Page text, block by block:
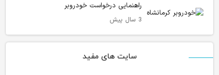
راهنمایی درخواست خودروبر
3 سال پیش
سایت های مفید